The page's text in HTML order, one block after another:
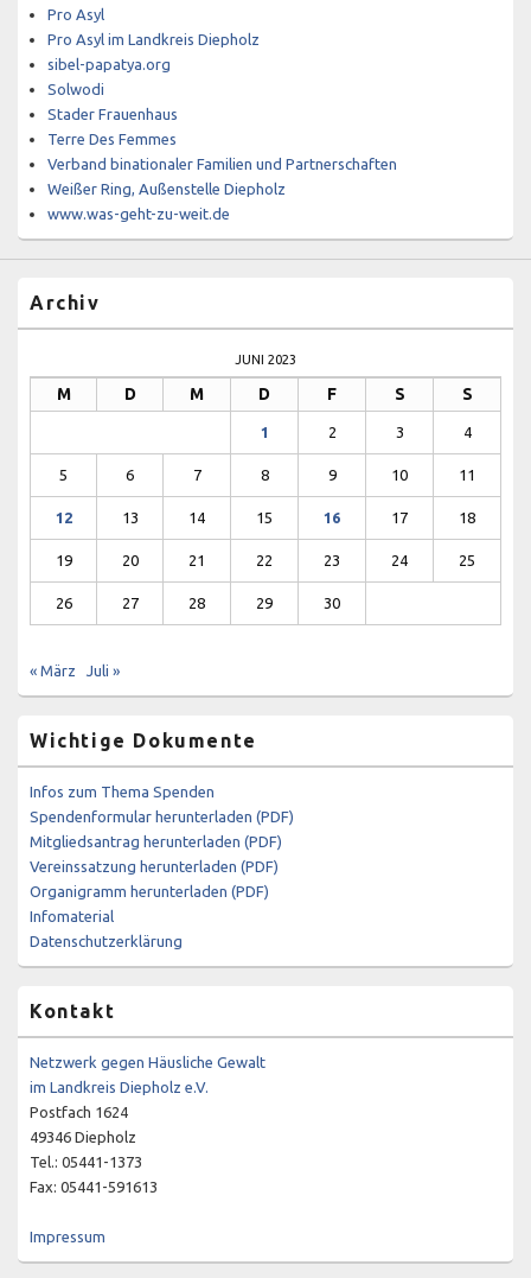
Pro Asyl
Pro Asyl im Landkreis Diepholz
sibel-papatya.org
Solwodi
Stader Frauenhaus
Terre Des Femmes
Verband binationaler Familien und Partnerschaften
Weißer Ring, Außenstelle Diepholz
www.was-geht-zu-weit.de
Archiv
JUNI 2023
M D M D F S S
1 2 3 4
5 6 7 8 9 10 11
12 13 14 15 16 17 18
19 20 21 22 23 24 25
26 27 28 29 30
« März Juli »
Wichtige Dokumente
Infos zum Thema Spenden
Spendenformular herunterladen (PDF)
Mitgliedsantrag herunterladen (PDF)
Vereinssatzung herunterladen (PDF)
Organigramm herunterladen (PDF)
Infomaterial
Datenschutzerklärung
Kontakt
Netzwerk gegen Häusliche Gewalt
im Landkreis Diepholz e.V.
Postfach 1624
49346 Diepholz
Tel.: 05441-1373
Fax: 05441-591613
Impressum